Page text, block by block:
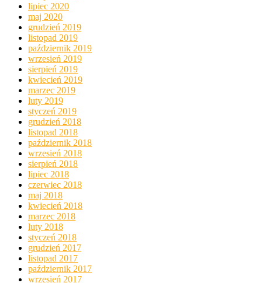
lipiec 2020
maj 2020
grudzień 2019
listopad 2019
październik 2019
wrzesień 2019
sierpień 2019
kwiecień 2019
marzec 2019
luty 2019
styczeń 2019
grudzień 2018
listopad 2018
październik 2018
wrzesień 2018
sierpień 2018
lipiec 2018
czerwiec 2018
maj 2018
kwiecień 2018
marzec 2018
luty 2018
styczeń 2018
grudzień 2017
listopad 2017
październik 2017
wrzesień 2017